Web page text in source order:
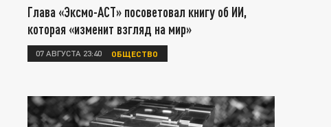
Глава «Эксмо-АСТ» посоветовал книгу об ИИ,
которая «изменит взгляд на мир»
07 АВГУСТА 23:40 ОБЩЕСТВО